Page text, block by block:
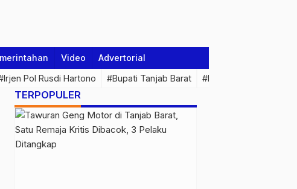
Video Advertorial
Pol Rusdi Hartono #Bupati Tanjab Barat #Pemprov Jambi
TERPOPULER